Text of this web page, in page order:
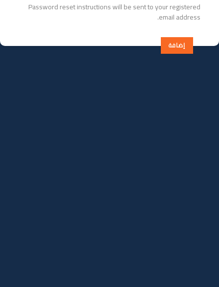
Password reset instructions will be sent to your registered
email address.